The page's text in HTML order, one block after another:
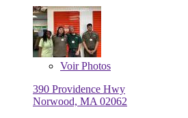
VoirPhotos
390 Providence Hwy
Norwood, MA 02062